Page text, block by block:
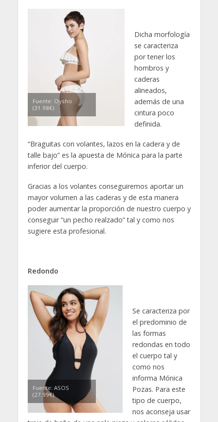
Fuente: Oysho
(31.98€)
Dicha morfología
se caracteriza
por tener los
hombros y
caderas
alineados,
además de una
cintura poco
definida.
“Braguitas con volantes, lazos en la cadera y de
talle bajo” es la apuesta de Mónica para la parte
inferior del cuerpo.
Gracias a los volantes conseguiremos aportar un
mayor volumen a las caderas y de esta manera
poder aumentar la proporción de nuestro cuerpo y
conseguir “un pecho realzado” tal y como nos
sugiere esta profesional.
Redondo
Fuente: ASOS
(27.99€)
Se caracteriza por
el predominio de
las formas
redondas en todo
el cuerpo tal y
como nos
informa Mónica
Pozas. Para este
tipo de cuerpo,
nos aconseja usar